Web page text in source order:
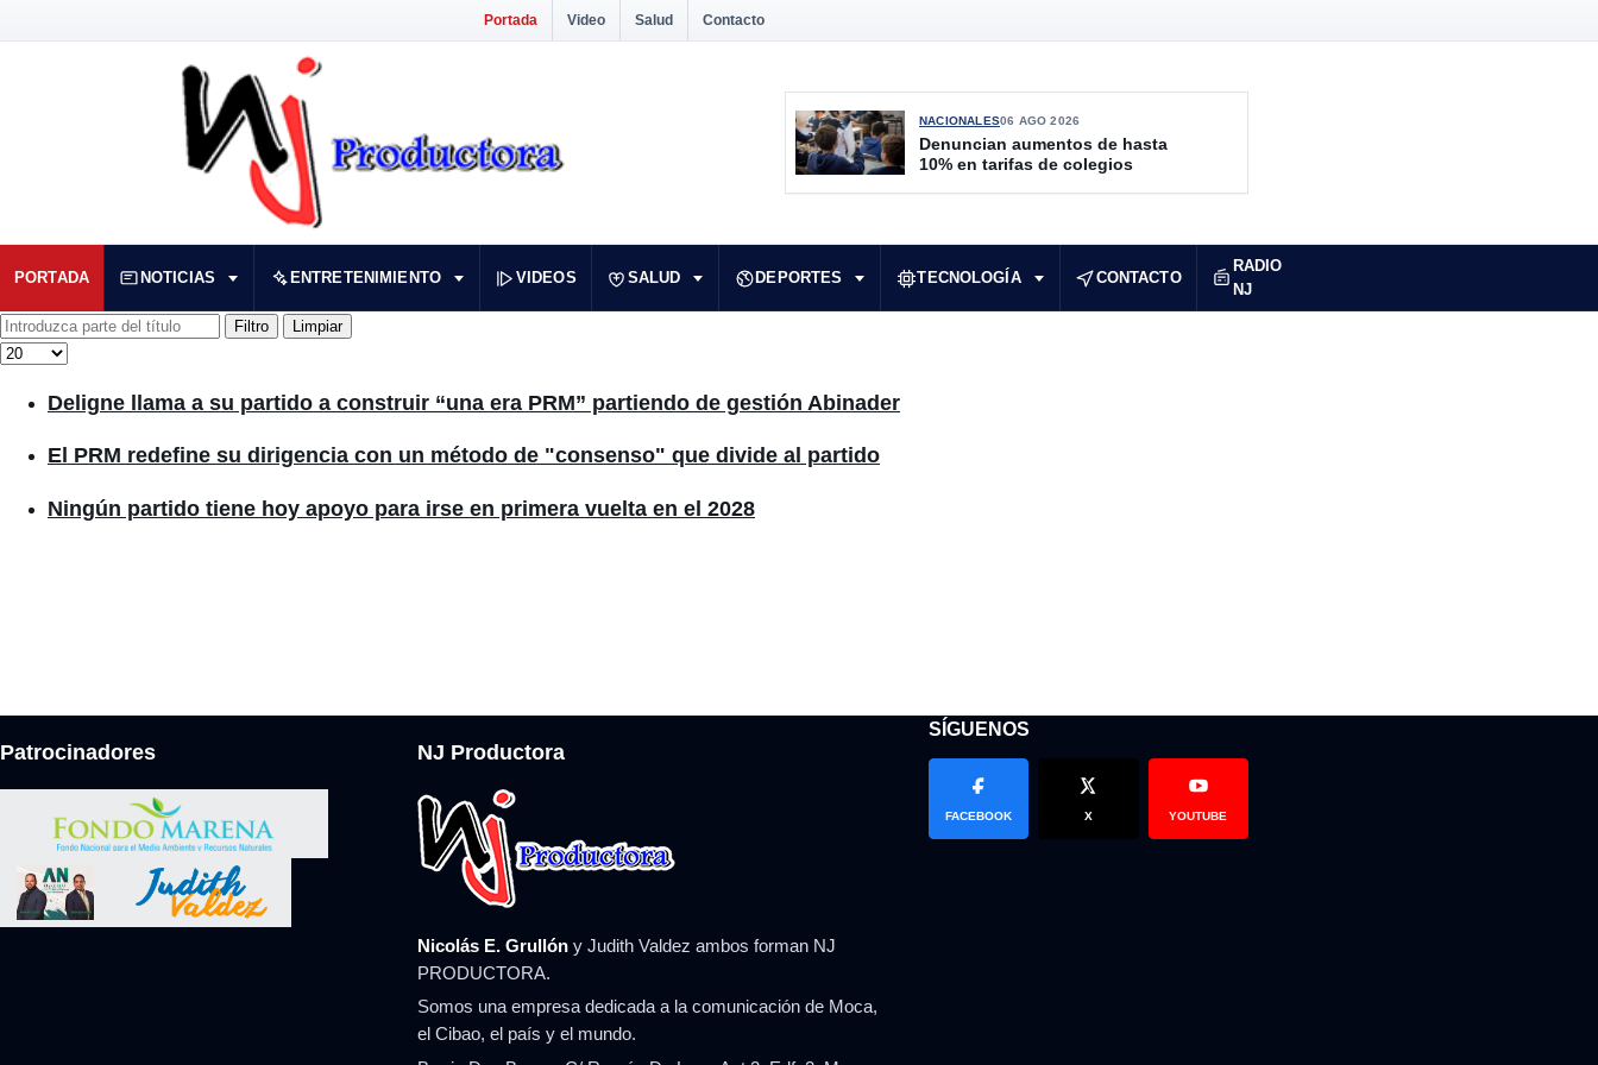
Portada Video Salud Contacto
NACIONALES06 AGO 2026
Denuncian aumentos de hasta
10% en tarifas de colegios
PORTADA NOTICIAS ENTRETENIMIENTO VIDEOS SALUD DEPORTES TECNOLOGÍA CONTACTO
RADIO
NJ
Introduzca parte del título Filtro Limpiar
Cantidad
Deligne llama a su partido a construir “una era PRM” partiendo de gestión Abinader
El PRM redefine su dirigencia con un método de "consenso" que divide al partido
Ningún partido tiene hoy apoyo para irse en primera vuelta en el 2028
Patrocinadores NJ Productora
Nicolás E. Grullóny Judith Valdez ambos forman NJ
PRODUCTORA.
Somos una empresa dedicada a la comunicación de Moca,
el Cibao, el país y el mundo.
SÍGUENOS
FACEBOOK X YOUTUBE